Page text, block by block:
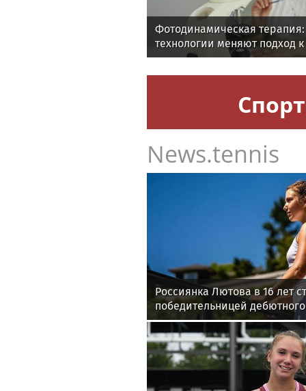
Фотодинамическая
технологии меняют подход
онкологии
Спорт
News.tennis
Россиянка Лютова в 16 лет
победительницей
WTA